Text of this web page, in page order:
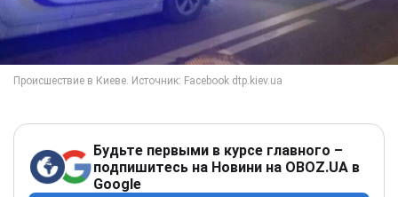
Будьте первыми в курсе главного –
подпишитесь на Новини на OBOZ.UA в
Google